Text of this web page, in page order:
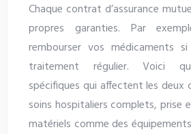
Chaque contrat d’assurance
propres garanties. Par
rembourser vos médicaments
traitement régulier. Voici
spécifiques qui affectent les
soins hospitaliers complets, prise
matériels comme des